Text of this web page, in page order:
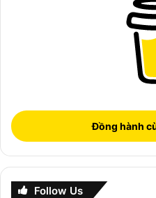
Đồng hành
Follow Us